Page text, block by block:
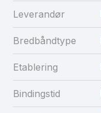
Leverandør
Bredbåndtype
Etablering
Bindingstid